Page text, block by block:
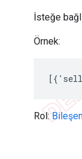
İsteğe
Örnek:
Rol: